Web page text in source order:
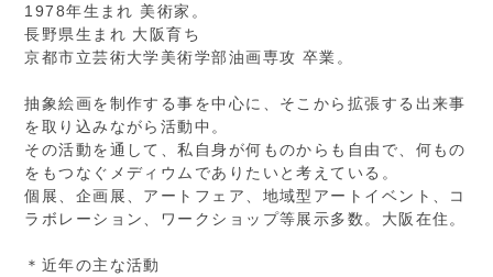
1978年生まれ 美術家。
長野県生まれ 大阪育ち
京都市立芸術大学美術学部油画専攻 卒業。
抽象絵画を制作する事を中心に、そこから拡張する出来事
を取り込みながら活動中。
その活動を通して、私自身が何ものからも自由で、何もの
をもつなぐメディウムでありたいと考えている。
個展、企画展、アートフェア、地域型アートイベント、コ
ラボレーション、ワークショップ等展示多数。大阪在住。
＊近年の主な活動